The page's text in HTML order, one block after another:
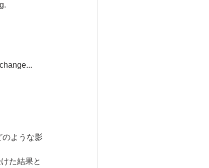
のような影
た結果と